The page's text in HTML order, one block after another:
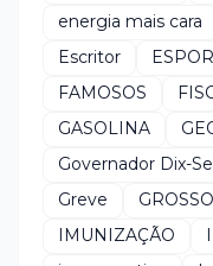
energia mais cara
Escritor
FAMOSOS
GASOLINA
Governador Dix-
Greve
IMUNIZAÇÃO